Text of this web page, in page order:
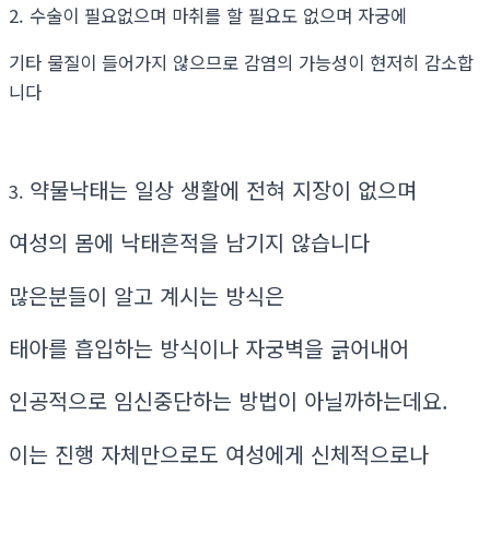
2. 수술이 필요없으며 마취를 할 필요도 없으며 자궁에
기타 물질이 들어가지 않으므로 감염의 가능성이 현저히 감소합
니다
3. 약물낙태는 일상 생활에 전혀 지장이 없으며
여성의 몸에 낙태흔적을 남기지 않습니다
많은분들이 알고 계시는 방식은
태아를 흡입하는 방식이나 자궁벽을 긁어내어
인공적으로 임신중단하는 방법이 아닐까하는데요.
이는 진행 자체만으로도 여성에게 신체적으로나